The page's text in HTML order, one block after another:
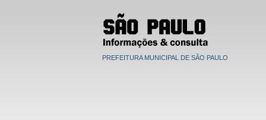
PREFEITURA MUNICIPAL DE SÃO PAULO